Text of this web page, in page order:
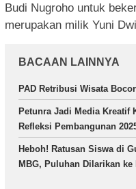
Budi Nugroho untuk
merupakan milik Yuni
BACAAN LAINNYA
PAD Retribusi Wisata
Petunra Jadi Media
Refleksi Pembangunan
Heboh! Ratusan Siswa di
MBG, Puluhan Dilarikan ke